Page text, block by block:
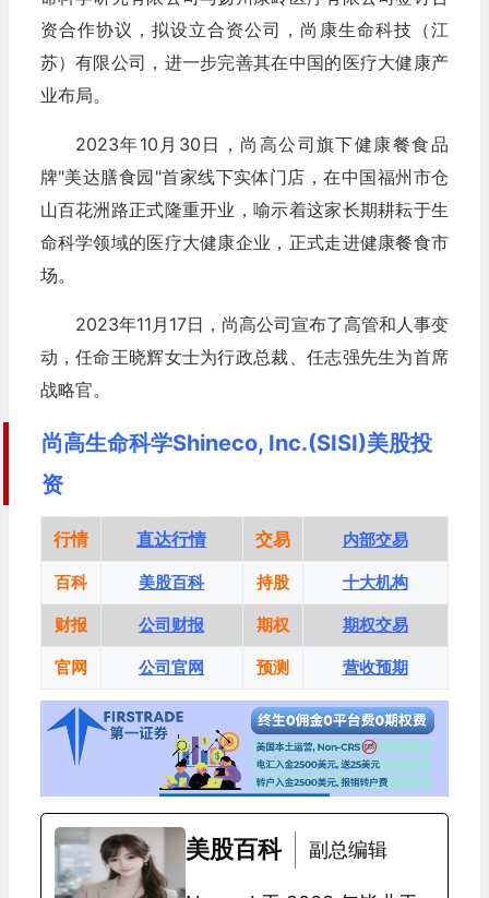
资合作协议，拟设立合资公司，尚康生命科技（江
苏）有限公司，进一步完善其在中国的医疗大健康产
业布局。
2023年10月30日，尚高公司旗下健康餐食品
牌"美达膳食园"首家线下实体门店，在中国福州市仓
山百花洲路正式隆重开业，喻示着这家长期耕耘于生
命科学领域的医疗大健康企业，正式走进健康餐食市
场。
2023年11月17日，尚高公司宣布了高管和人事变
动，任命王晓辉女士为行政总裁、任志强先生为首席
战略官。
尚高生命科学Shineco, Inc.(SISI)美股投
资
行情 直达行情 交易 内部交易
百科 美股百科 持股 十大机构
财报 公司财报 期权 期权交易
官网 公司官网 预测 营收预期
美股百科 副总编辑